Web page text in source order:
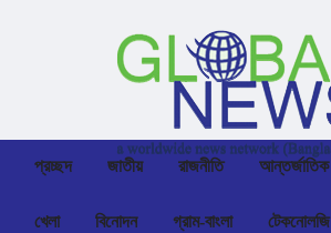
প্রচ্ছদ জাতীয় রাজনীতি আন্তর্জাতিক
খেলা বিনোদন গ্রাম-বাংলা টেকনোলজি